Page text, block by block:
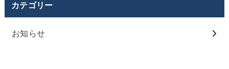
カテゴリー
お知らせ